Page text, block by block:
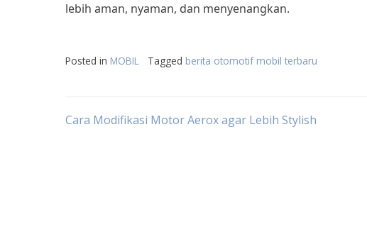
lebih aman, nyaman, dan menyenangkan.
Posted in MOBIL Tagged berita otomotif mobil terbaru
Post
Cara Modifikasi Motor Aerox agar Lebih Stylish